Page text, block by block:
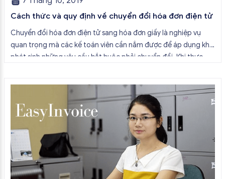
Cách thức và quy định về chuyển đổi hóa đơn điện tử
Chuyển đổi hóa đơn điện tử sang hóa đơn giấy là nghiệp vụ
quan trọng mà các kế toán viên cần nắm được để áp dụng khi
phát sinh những yêu cầu bắt buộc phải chuyển đổi. Khi thực